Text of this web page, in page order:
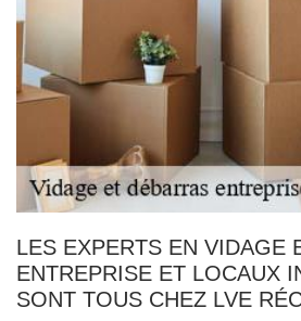
LES EXPERTS EN VIDAGE
ENTREPRISE ET LOCAUX
SONT TOUS CHEZ LVE